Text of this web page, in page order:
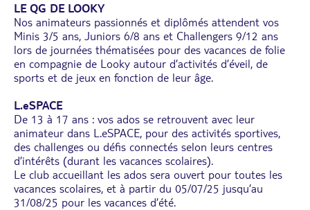
LE QG DE LOOKY
Nos animateurs passionnés et diplômés attendent vos
Minis 3/5 ans, Juniors 6/8 ans et Challengers 9/12 ans
lors de journées thématisées pour des vacances de folie
en compagnie de Looky autour d’activités d’éveil, de
sports et de jeux en fonction de leur âge.
L.eSPACE
De 13 à 17 ans : vos ados se retrouvent avec leur
animateur dans L.eSPACE, pour des activités sportives,
des challenges ou défis connectés selon leurs centres
d’intérêts (durant les vacances scolaires).
Le club accueillant les ados sera ouvert pour toutes les
vacances scolaires, et à partir du 05/07/25 jusqu’au
31/08/25 pour les vacances d’été.